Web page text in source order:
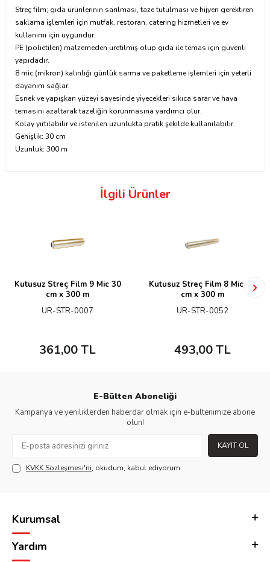
Streç film; gıda ürünlerinin sarılması, taze tutulması ve hijyen gerektiren
saklama işlemleri için mutfak, restoran, catering hizmetleri ve ev
kullanımı için uygundur.
PE (polietilen) malzemeden üretilmiş olup gıda ile temas için güvenli
yapıdadır.
8 mic (mikron) kalınlığı günlük sarma ve paketleme işlemleri için yeterli
dayanım sağlar.
Esnek ve yapışkan yüzeyi sayesinde yiyecekleri sıkıca sarar ve hava
temasını azaltarak tazeliğin korunmasına yardımcı olur.
Kolay yırtılabilir ve istenilen uzunlukta pratik şekilde kullanılabilir.
Genişlik: 30 cm
Uzunluk: 300 m
İlgili Ürünler
Kutusuz Streç Film 9 Mic 30
cm x 300 m
UR-STR-0007
361,00TL
Kutusuz Streç Film 8 Mic 45
cm x 300 m
UR-STR-0052
493,00TL
E-Bülten Aboneliği
Kampanya ve yeniliklerden haberdar olmak için e-bültenimize abone
olun!
KAYIT OL
KVKK Sözleşmesi'ni, okudum, kabul ediyorum.
Kurumsal
Yardım